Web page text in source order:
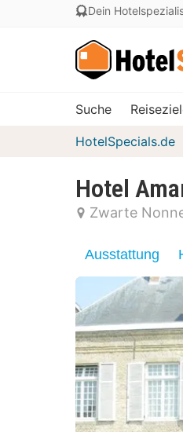
Dein
Suche
HotelSpecials.de
Hotel
Zwarte
Ausstattung